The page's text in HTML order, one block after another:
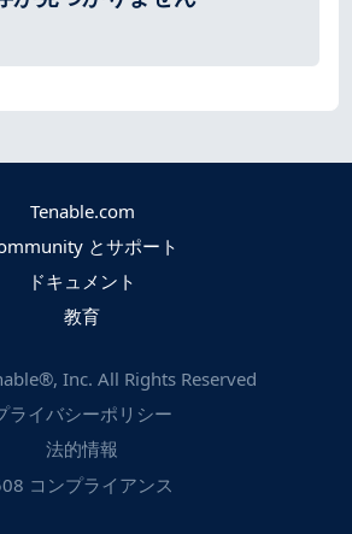
Tenable.com
とサポート
ドキュメント
教育
Inc. All Rights Reserved
ライバシーポリシー
法的情報
コンプライアンス